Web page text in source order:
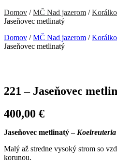
Domov /MČ Nad jazerom /
Jaseňovec metlinatý
Domov /MČ Nad jazerom /
Jaseňovec metlinatý
221 – Jaseňovec
400,00 €
Jaseňovec metlinatý –
Malý až stredne vysoký strom so
korunou.